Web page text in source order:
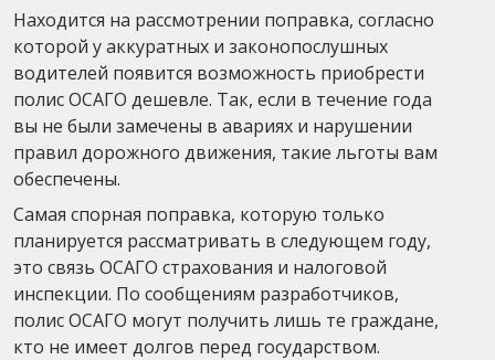
Находится на рассмотрении поправка, согласно
которой у аккуратных и законопослушных
водителей появится возможность приобрести
полис ОСАГО дешевле. Так, если в течение года
вы не были замечены в авариях и нарушении
правил дорожного движения, такие льготы вам
обеспечены.
Самая спорная поправка, которую только
планируется рассматривать в следующем году,
это связь ОСАГО страхования и налоговой
инспекции. По сообщениям разработчиков,
полис ОСАГО могут получить лишь те граждане,
кто не имеет долгов перед государством.